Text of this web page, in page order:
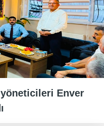
yöneticileri Enver